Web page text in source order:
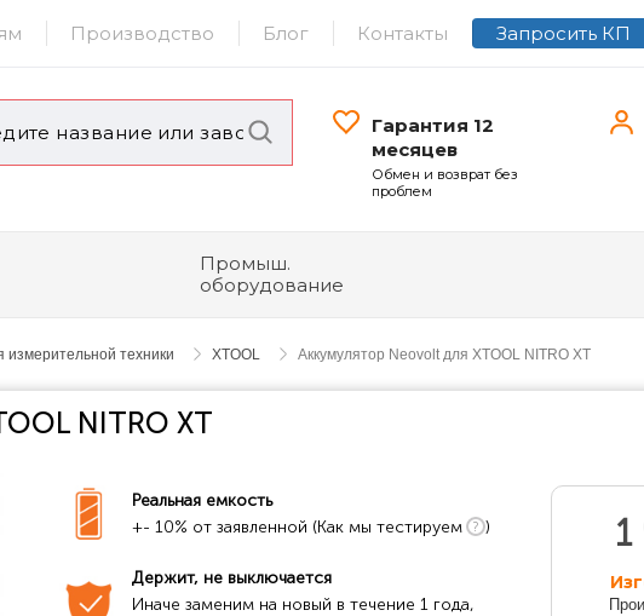
Производство Блог Контакты Запросить КП
Гарантия 12
месяцев
Обмен и возврат без
проблем
Промыш.
оборудование
измерительной техники XTOOL Аккумулятор Neovolt для XTOOL NITRO XT
NITRO XT
Реальная емкость
+- 10% от заявленной (Как мы тестируем
)
Держит, не выключается
Иначе заменим на новый в течение 1 года,